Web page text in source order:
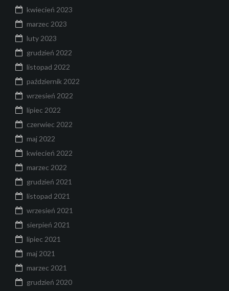
kwiecień 2023
marzec 2023
luty 2023
grudzień 2022
listopad 2022
październik 2022
wrzesień 2022
lipiec 2022
czerwiec 2022
maj 2022
kwiecień 2022
marzec 2022
grudzień 2021
listopad 2021
wrzesień 2021
sierpień 2021
lipiec 2021
maj 2021
marzec 2021
grudzień 2020